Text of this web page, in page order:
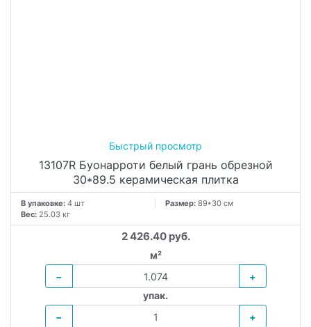
13107R Буонарроти белый грань обрезной
30*89.5 керамическая плитка
В упаковке:4 шт
Вес:25.03 кг
2 426.40 руб.
м²
−
+
упак.